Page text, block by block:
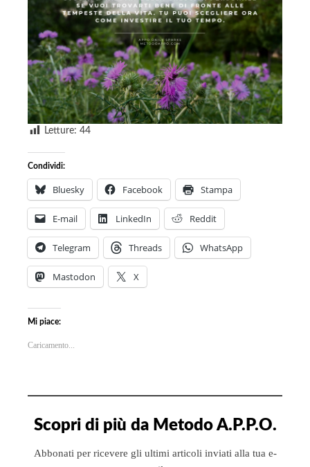
Letture: 44
Condividi:
Bluesky Facebook Stampa
E-mail LinkedIn Reddit
Telegram Threads WhatsApp
Mastodon X
Mi piace:
Caricamento...
Scopri di più da Metodo A.P.P.O.
Abbonati per ricevere gli ultimi articoli inviati alla tua e-